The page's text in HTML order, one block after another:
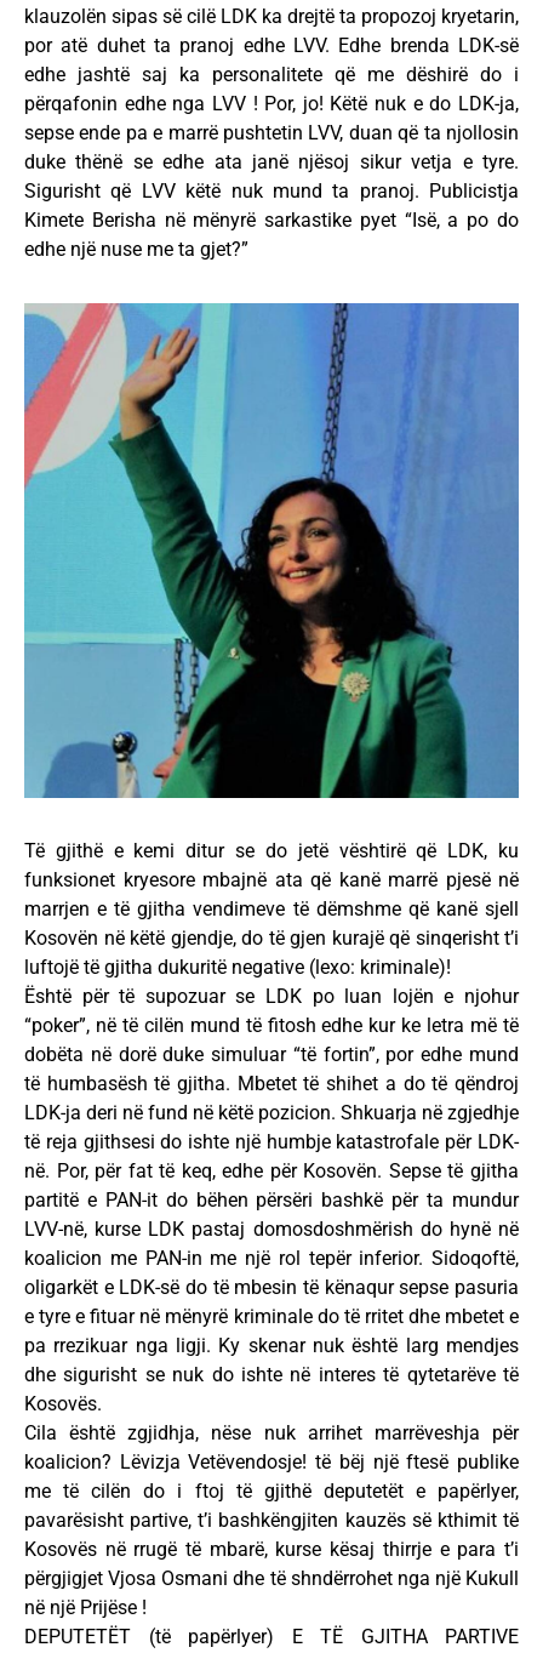
klauzolën sipas së cilë LDK ka drejtë ta propozoj kryetarin,
por atë duhet ta pranoj edhe LVV. Edhe brenda LDK-së
edhe jashtë saj ka personalitete që me dëshirë do i
përqafonin edhe nga LVV ! Por, jo! Këtë nuk e do LDK-ja,
sepse ende pa e marrë pushtetin LVV, duan që ta njollosin
duke thënë se edhe ata janë njësoj sikur vetja e tyre.
Sigurisht që LVV këtë nuk mund ta pranoj. Publicistja
Kimete Berisha në mënyrë sarkastike pyet “Isë, a po do
edhe një nuse me ta gjet?”
Të gjithë e kemi ditur se do jetë vështirë që LDK, ku
funksionet kryesore mbajnë ata që kanë marrë pjesë në
marrjen e të gjitha vendimeve të dëmshme që kanë sjell
Kosovën në këtë gjendje, do të gjen kurajë që sinqerisht t’i
luftojë të gjitha dukuritë negative (lexo: kriminale)!
Është për të supozuar se LDK po luan lojën e njohur
“poker”, në të cilën mund të fitosh edhe kur ke letra më të
dobëta në dorë duke simuluar “të fortin”, por edhe mund
të humbasësh të gjitha. Mbetet të shihet a do të qëndroj
LDK-ja deri në fund në këtë pozicion. Shkuarja në zgjedhje
të reja gjithsesi do ishte një humbje katastrofale për LDK-
në. Por, për fat të keq, edhe për Kosovën. Sepse të gjitha
partitë e PAN-it do bëhen përsëri bashkë për ta mundur
LVV-në, kurse LDK pastaj domosdoshmërish do hynë në
koalicion me PAN-in me një rol tepër inferior. Sidoqoftë,
oligarkët e LDK-së do të mbesin të kënaqur sepse pasuria
e tyre e fituar në mënyrë kriminale do të rritet dhe mbetet e
pa rrezikuar nga ligji. Ky skenar nuk është larg mendjes
dhe sigurisht se nuk do ishte në interes të qytetarëve të
Kosovës.
Cila është zgjidhja, nëse nuk arrihet marrëveshja për
koalicion? Lëvizja Vetëvendosje! të bëj një ftesë publike
me të cilën do i ftoj të gjithë deputetët e papërlyer,
pavarësisht partive, t’i bashkëngjiten kauzës së kthimit të
Kosovës në rrugë të mbarë, kurse kësaj thirrje e para t’i
përgjigjet Vjosa Osmani dhe të shndërrohet nga një Kukull
në një Prijëse !
DEPUTETËT (të papërlyer) E TË GJITHA PARTIVE